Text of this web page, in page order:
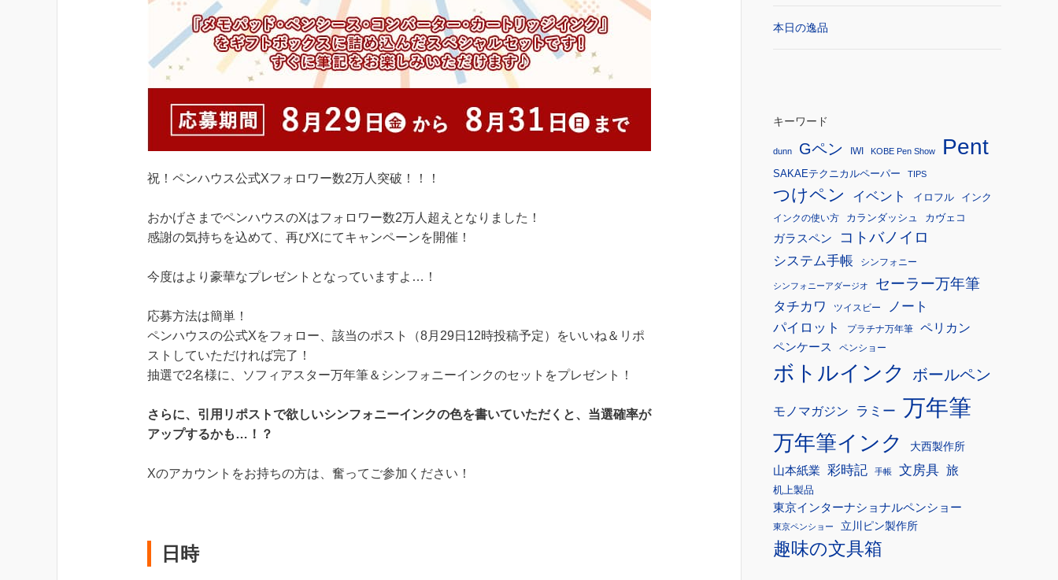
祝！ペンハウス公式Xフォロワー数2万人突破！！！
おかげさまでペンハウスのXはフォロワー数2万人超えとなりました！
感謝の気持ちを込めて、再びXにてキャンペーンを開催！
今度はより豪華なプレゼントとなっていますよ…！
応募方法は簡単！
ペンハウスの公式Xをフォロー、該当のポスト（8月29日12時投稿予定）をいいね＆リポ
ストしていただければ完了！
抽選で2名様に、ソフィアスター万年筆＆シンフォニーインクのセットをプレゼント！
さらに、引用リポストで欲しいシンフォニーインクの色を書いていただくと、当選確率が
アップするかも…！？
Xのアカウントをお持ちの方は、奮ってご参加ください！
日時
本日の逸品
キーワード
dunn Gペン IWI KOBE Pen Show Pent
SAKAEテクニカルペーパー TIPS
つけペン イベント イロフル インク
インクの使い方 カランダッシュ カヴェコ
ガラスペン コトバノイロ
システム手帳 シンフォニー
シンフォニーアダージオ セーラー万年筆
タチカワ ツイスビー
ノート
パイロット
プラチナ万年筆 ペリカン
ペンケース ペンショー
ボトルインク ボールペン
モノマガジン ラミー 万年筆
万年筆インク
大西製作所
山本紙業
彩時記 手帳 文房具 旅
机上製品
東京インターナショナルペンショー
東京ペンショー 立川ピン製作所
趣味の文具箱